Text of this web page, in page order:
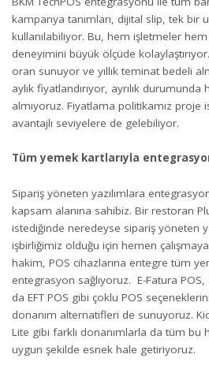
kampanya tanımları, dijital slip, tek bir
kullanılabiliyor. Bu, hem işletmeler
deneyimini büyük ölçüde
oran sunuyor ve yıllık teminat bedeli
aylık fiyatlandırıyor, ayrılık
almıyoruz. Fiyatlama politikamız proje
avantajlı seviyelere de gelebiliyor.
Tüm yemek kartlarıyla
Sipariş yöneten yazılımlara
kapsam alanına sahibiz. Bir restoran
istediğinde neredeyse sipariş yöneten
işbirliğimiz olduğu için hemen
hakim, POS cihazlarına entegre tüm
entegrasyon sağlıyoruz. E-Fatura POS,
da EFT POS gibi çoklu POS
donanım alternatifleri de sunuyoruz.
Lite gibi farklı donanımlarla da tüm bu
uygun şekilde esnek hale getiriyoruz.